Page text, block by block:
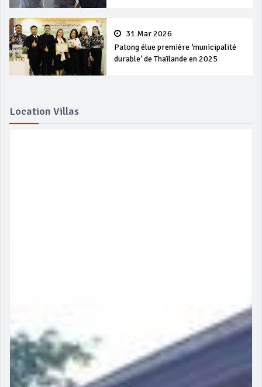
31 Mar 2026
Patong élue première ‘municipalité
durable’ de Thaïlande en 2025
Location Villas